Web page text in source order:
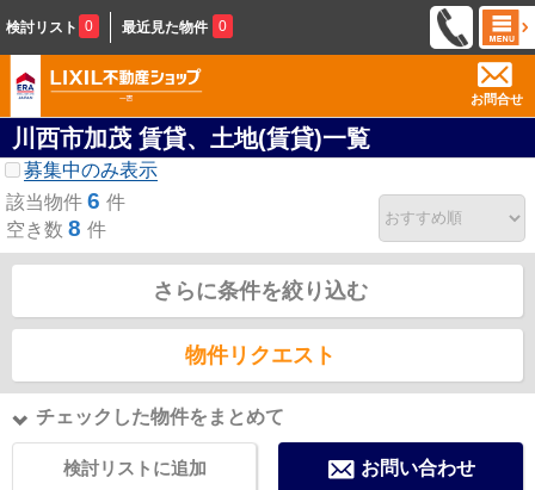
検討リスト 0 最近見た物件 0
お問合せ
川西市加茂 賃貸、土地(賃貸)一覧
募集中のみ表示
該当物件 6 件
空き数 8 件
さらに条件を絞り込む
物件リクエスト
チェックした物件をまとめて
検討リストに追加 お問い合わせ